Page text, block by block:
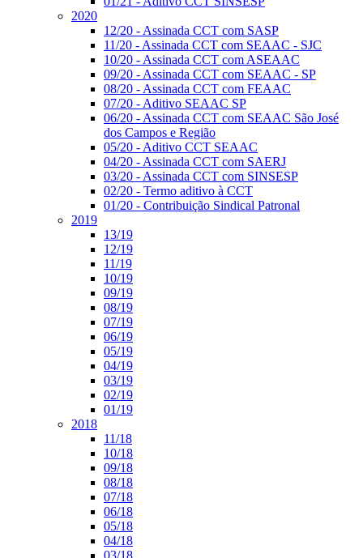
2020
12/20 - Assinada CCT com SASP
11/20 - Assinada CCT com SEAAC - SJC
10/20 - Assinada CCT com ASEAAC
09/20 - Assinada CCT com SEAAC - SP
08/20 - Assinada CCT com FEAAC
07/20 - Aditivo SEAAC SP
06/20 - Assinada CCT com SEAAC São José
dos Campos e Região
05/20 - Aditivo CCT SEAAC
04/20 - Assinada CCT com SAERJ
03/20 - Assinada CCT com SINSESP
02/20 - Termo aditivo à CCT
01/20 - Contribuição Sindical Patronal
2019
13/19
12/19
11/19
10/19
09/19
08/19
07/19
06/19
05/19
04/19
03/19
02/19
01/19
2018
11/18
10/18
09/18
08/18
07/18
06/18
05/18
04/18
03/18